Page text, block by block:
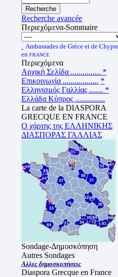
Recherche avancée
Περιεχόμενα-Sommaire
Ambassades de Grèce et de
en FRANCE
Περιεχόμενα
Αρχική Σελίδα ............... *
Επικοινωνία .................. *
Ελληνισμός Γαλλίας ....... *
Ελλάδα Κύπρος ...............
La carte de la DIASPORA
GRECQUE EN FRANCE
Ο χάρτης της ΕΛΛΗΝΙΚΗΣ
ΔΙΑΣΠΟΡΑΣ ΓΑΛΛΙΑΣ
Sondage-Δημοσκόπηση
Autres Sondages
Αλλες δημοσκοπήσεις
Diaspora Grecque en France